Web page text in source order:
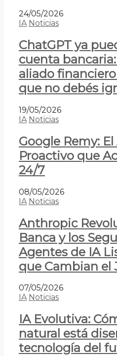
24/05/2026
IA Noticias
ChatGPT ya
cuenta
aliado
que no debés
19/05/2026
IA Noticias
Google Remy:
Proactivo que
24/7
08/05/2026
IA Noticias
Anthropic
Banca y los
Agentes de IA
que Cambian el
07/05/2026
IA Noticias
IA Evolutiva:
natural está
tecnología del